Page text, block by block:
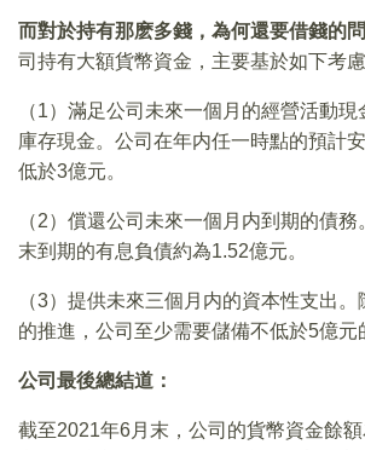
而對於持有那麽多錢，為何還要借錢的問
司持有大額貨幣資金，主要基於如下考慮
（1）滿足公司未來一個月的經營活動
庫存現金。公司在年内任一時點的預計
低於3億元。
（2）償還公司未來一個月内到期的債務
末到期的有息負債約為1.52億元。
（3）提供未來三個月内的資本性支出。
的推進，公司至少需要儲備不低於5億元
公司最後總結道：
截至2021年6月末，公司的貨幣資金餘